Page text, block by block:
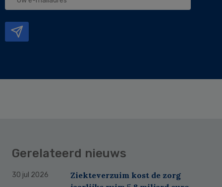
Gerelateerd nieuws
30 jul 2026
Ziekteverzuim kost de zorg